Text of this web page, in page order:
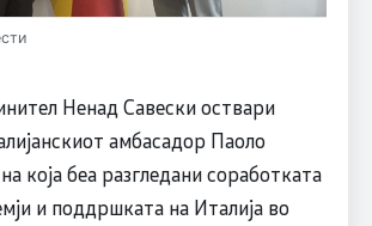
Ненад Савески оствари
амбасадор Паоло
која беа разгледани соработката
и поддршката на Италија во